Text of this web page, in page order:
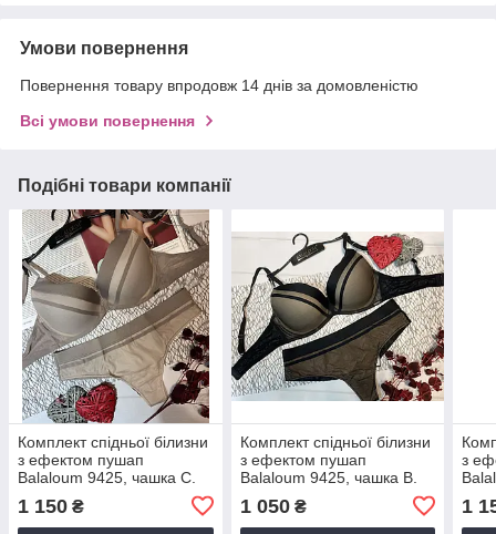
Умови повернення
Повернення товару впродовж 14 днів за домовленістю
Всі умови повернення
Подібні товари компанії
Комплект спідньої білизни
з ефектом пушап
Balaloum 9425, чашка C.
1 150 ₴
Комплект спідньої білизни
з ефектом пушап
Balaloum 9425, чашка B.
1 050₴
з
1